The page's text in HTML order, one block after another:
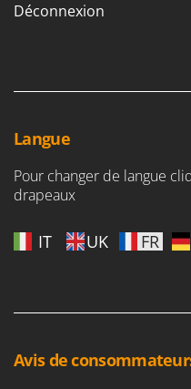
Déconnexion
Langue
Pour changer de langue
drapeaux
IT UK FR
Avis de